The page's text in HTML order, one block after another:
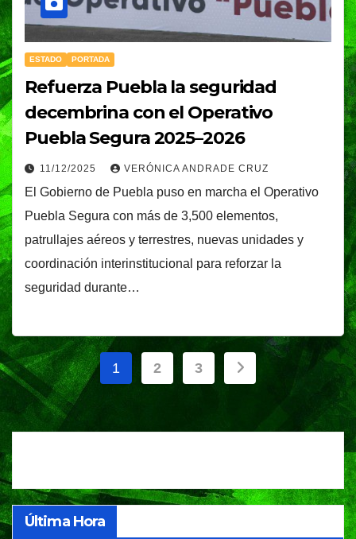
ESTADO PORTADA
Refuerza Puebla la seguridad
decembrina con el Operativo
Puebla Segura 2025–2026
11/12/2025 VERÓNICA ANDRADE CRUZ
El Gobierno de Puebla puso en marcha el Operativo
Puebla Segura con más de 3,500 elementos,
patrullajes aéreos y terrestres, nuevas unidades y
coordinación interinstitucional para reforzar la
seguridad durante…
Paginación
entradas
1 2 3
Última Hora